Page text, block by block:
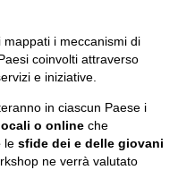
i meccanismi di
coinvolti attraverso
e iniziative.
in ciascun Paese i
o online che
lesfide dei e delle giovani
ne verrà valutato